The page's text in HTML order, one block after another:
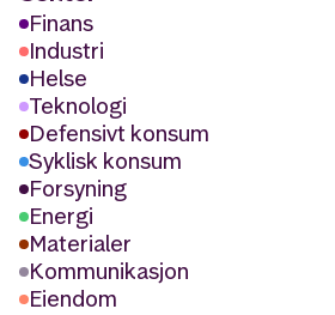
Finans
Industri
Helse
Teknologi
Defensivt konsum
Syklisk konsum
Forsyning
Energi
Materialer
Kommunikasjon
Eiendom